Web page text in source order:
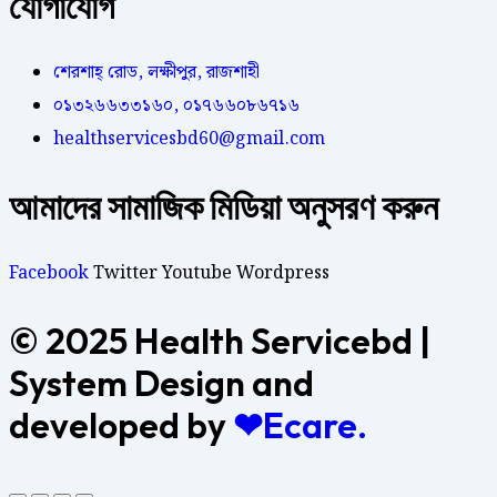
শেরশাহ্ রোড, লক্ষীপুর, রাজশাহী
০১৩২৬৬৩৩১৬০, ০১৭৬৬০৮৬৭১৬
healthservicesbd60@gmail.com
আমাদের সামাজিক মিডিয়া অনুসরণ করুন
FacebookTwitterYoutube Wordpress
© 2025 Health Servicebd |
System Design and
developed by❤Ecare.